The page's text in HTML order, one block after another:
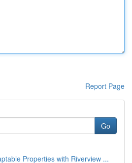
Report Page
Go
Properties with Riverview ...